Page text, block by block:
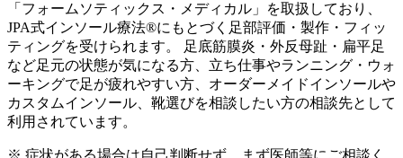
「フォームソティックス・メディカル」を取扱しており、
JPA式インソール療法®にもとづく足部評価・製作・フィッ
ティングを受けられます。 足底筋膜炎・外反母趾・扁平足
など足元の状態が気になる方、立ち仕事やランニング・ウォ
ーキングで足が疲れやすい方、オーダーメイドインソールや
カスタムインソール、靴選びを相談したい方の相談先として
利用されています。
※ 症状がある場合は自己判断せず、まず医師等にご相談く